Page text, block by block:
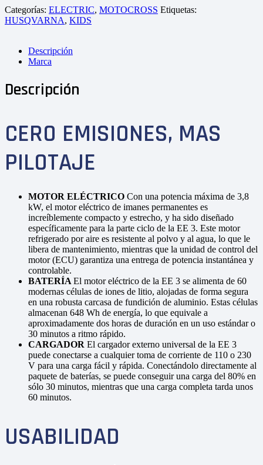
Categorías: ELECTRIC, MOTOCROSS Etiquetas:
HUSQVARNA, KIDS
Descripción
Marca
Descripción
CERO EMISIONES, MAS
PILOTAJE
MOTOR ELÉCTRICO Con una potencia máxima de 3,8
kW, el motor eléctrico de imanes permanentes es
increíblemente compacto y estrecho, y ha sido diseñado
específicamente para la parte ciclo de la EE 3. Este motor
refrigerado por aire es resistente al polvo y al agua, lo que le
libera de mantenimiento, mientras que la unidad de control del
motor (ECU) garantiza una entrega de potencia instantánea y
controlable.
BATERÍA El motor eléctrico de la EE 3 se alimenta de 60
modernas células de iones de litio, alojadas de forma segura
en una robusta carcasa de fundición de aluminio. Estas células
almacenan 648 Wh de energía, lo que equivale a
aproximadamente dos horas de duración en un uso estándar o
30 minutos a ritmo rápido.
CARGADOR El cargador externo universal de la EE 3
puede conectarse a cualquier toma de corriente de 110 o 230
V para una carga fácil y rápida. Conectándolo directamente al
paquete de baterías, se puede conseguir una carga del 80% en
sólo 30 minutos, mientras que una carga completa tarda unos
60 minutos.
USABILIDAD